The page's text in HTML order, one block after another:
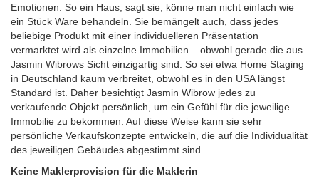
Emotionen. So ein Haus, sagt sie, könne man nicht einfach wie
ein Stück Ware behandeln. Sie bemängelt auch, dass jedes
beliebige Produkt mit einer individuelleren Präsentation
vermarktet wird als einzelne Immobilien – obwohl gerade die aus
Jasmin Wibrows Sicht einzigartig sind. So sei etwa Home Staging
in Deutschland kaum verbreitet, obwohl es in den USA längst
Standard ist. Daher besichtigt Jasmin Wibrow jedes zu
verkaufende Objekt persönlich, um ein Gefühl für die jeweilige
Immobilie zu bekommen. Auf diese Weise kann sie sehr
persönliche Verkaufskonzepte entwickeln, die auf die Individualität
des jeweiligen Gebäudes abgestimmt sind.
Keine Maklerprovision für die Maklerin